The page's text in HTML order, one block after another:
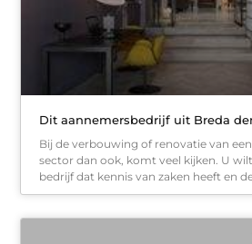
Dit aannemersbedrijf uit Breda
Bij de verbouwing of renovatie van
sector dan ook, komt veel kijken. U
bedrijf dat kennis van zaken heeft en